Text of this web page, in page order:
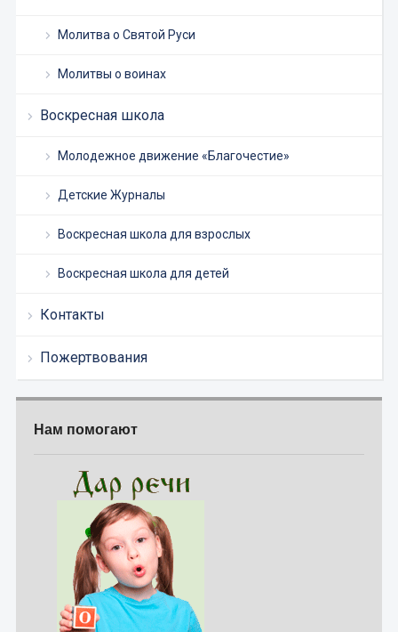
Молитва о Святой Руси
Молитвы о воинах
Воскресная школа
Молодежное движение «Благочестие»
Детские Журналы
Воскресная школа для взрослых
Воскресная школа для детей
Контакты
Пожертвования
Нам помогают